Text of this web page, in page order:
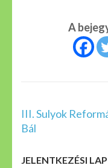
A
Bejegyzés
navigáció
III. Sulyok
Bál
JELENTKEZÉSI